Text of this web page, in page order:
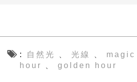
自然光 、 光線 、
hour
、golden hour